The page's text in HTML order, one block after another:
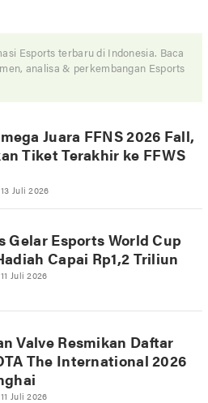
Esports terbaru di Indonesia. Baca
analisa & perkembangan Esports
Juara FFNS 2026 Fall,
Tiket Terakhir ke FFWS
13 Juli 2026
Gelar Esports World Cup
Capai Rp1,2 Triliun
11 Juli 2026
Valve Resmikan Daftar
The International 2026
11 Juli 2026